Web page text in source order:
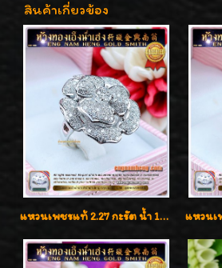
สินค้าเกี่ยวข้อง
แหวนเพชรแท้ 2.27 กะรัต น้ำ 100% เบลเยี่ยมคัท ลวดลายดอกกุหลาบหรู